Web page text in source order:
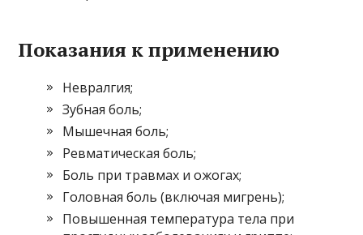
Показания к применению
Невралгия;
Зубная боль;
Мышечная боль;
Ревматическая боль;
Боль при травмах и ожогах;
Головная боль (включая мигрень);
Повышенная температура тела при